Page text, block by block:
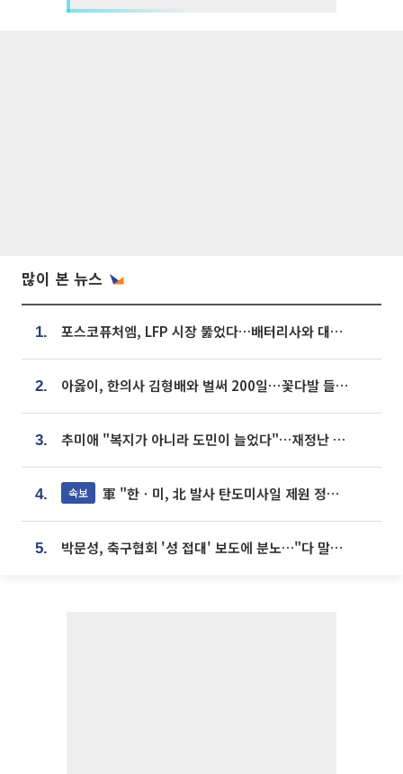
많이 본 뉴스
1. 포스코퓨처엠, LFP 시장 뚫었다…배터리사와 대규모 장기 공급 합의
2. 아옳이, 한의사 김형배와 벌써 200일⋯꽃다발 들고 "프러포즈 아냐"
3. 추미애 "복지가 아니라 도민이 늘었다"…재정난 책임론 정면돌파
4. 속보 軍 "한ㆍ미, 北 발사 탄도미사일 제원 정밀분석 중"
5. 박문성, 축구협회 '성 접대' 보도에 분노…"다 말아먹으려고 작정했나"